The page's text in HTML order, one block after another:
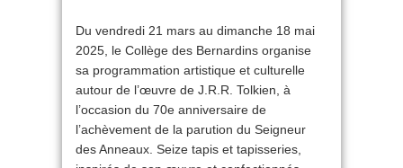
Du vendredi 21 mars au dimanche 18 mai
2025, le Collège des Bernardins organise
sa programmation artistique et culturelle
autour de l’œuvre de J.R.R. Tolkien, à
l’occasion du 70e anniversaire de
l’achèvement de la parution du Seigneur
des Anneaux. Seize tapis et tapisseries,